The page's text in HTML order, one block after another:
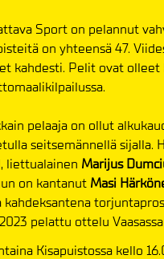
Sport on pelannut
on yhteensä 47.
kahdesti. Pelit ovat
pelaaja on ollut
seitsemännellä sijalla.
liettualainen Marijus
on kantanut Masi
pelattu ottelu
Kisapuistossa kello